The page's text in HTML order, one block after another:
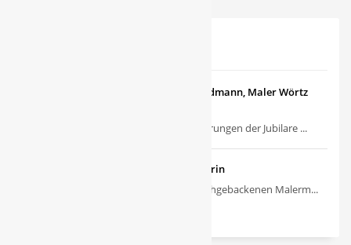
Ehrungen der Jubilare bei Maler Widmann, Maler Wörtz
Üblicherweise finden die Ehrungen der Jubilare ...
Larissa Mann ist beste Malermeisterin
Wir gratulieren unserer frischgebackenen Malerm...